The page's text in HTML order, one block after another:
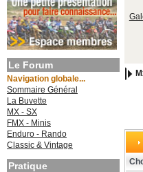
Le Forum
Navigation globale...
Sommaire Général
La Buvette
MX - SX
FMX - Minis
Enduro - Rando
Classic & Vintage
Pratique